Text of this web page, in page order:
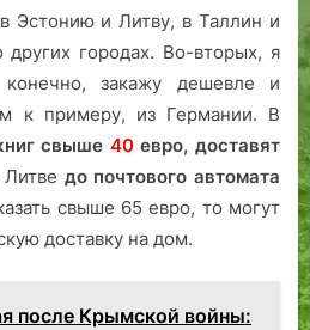
в Эстонию и Литву, в Таллин и
городах. Во-вторых, я
закажу дешевле и
к примеру, из Германии. В
свыше 40евро, доставят
до почтового автомата
свыше 65 евро, то могут
доставку на дом.
после Крымской войны: